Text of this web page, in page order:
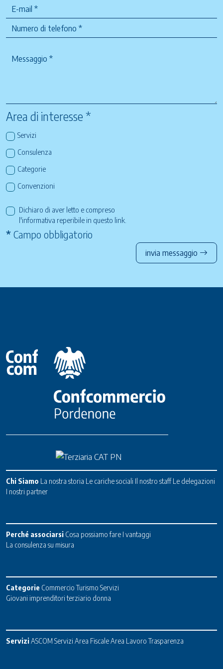
Area di interesse *
Servizi
Consulenza
Categorie
Convenzioni
Dichiaro di aver letto e compreso
l'informativa reperibile in questo link
* Campo obbligatorio
invia messaggio
Chi Siamo La nostra storia Le cariche sociali Il nostro staff Le delegazioni
I nostri partner
Perché associarsi Cosa possiamo fare I vantaggi
La consulenza su misura
Categorie Commercio Turismo Servizi
Giovani imprenditori terziario donna
ServiziASCOM Servizi Area FiscaleArea Lavoro Trasparenza